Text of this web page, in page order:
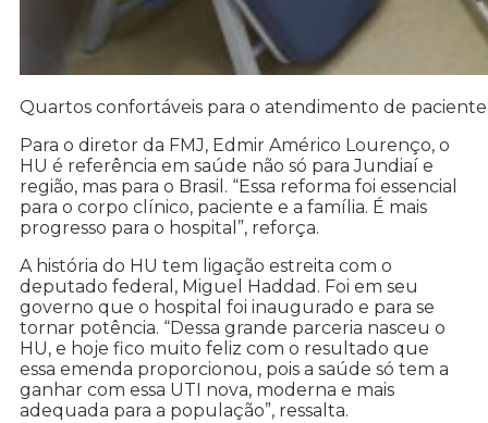
Quartos confortáveis para o atendimento de
Para o diretor da FMJ, Edmir Américo Lourenço, o
HU é referência em saúde não só para Jundiaí e
região, mas para o Brasil. “Essa reforma foi essencial
para o corpo clínico, paciente e a família. É mais
progresso para o hospital”, reforça.
A história do HU tem ligação estreita com o
deputado federal, Miguel Haddad. Foi em seu
governo que o hospital foi inaugurado e para se
tornar potência. “Dessa grande parceria nasceu o
HU, e hoje fico muito feliz com o resultado que
essa emenda proporcionou, pois a saúde só tem a
ganhar com essa UTI nova, moderna e mais
adequada para a população”, ressalta.